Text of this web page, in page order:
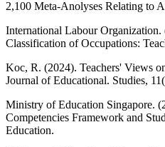
2,100 Meta-Anolyses Relating to
International Labour Organization.
Classification of Occupations:
Koc, R. (2024). Teachers' Views
Journal of Educational. Studies,
Ministry of Education Singapore.
Competencies Framework and
Education.